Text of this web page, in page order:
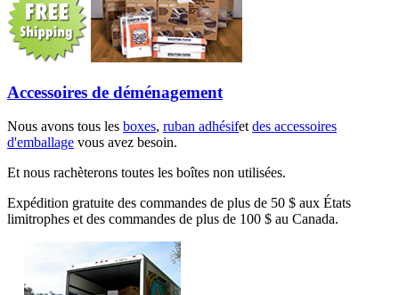
Accessoires de déménagement
Nous avons tous les boxes, ruban adhésifetdes accessoires
d'emballage vous avez besoin.
Et nous rachèterons toutes les boîtes non utilisées.
Expédition gratuite des commandes de plus de 50 $ aux États
limitrophes et des commandes de plus de 100 $ au Canada.